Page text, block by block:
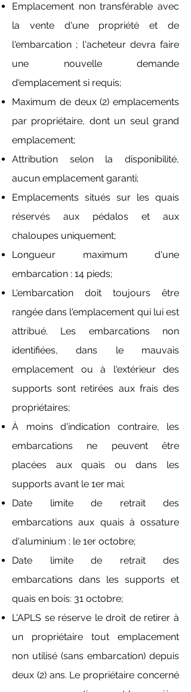
Emplacement non transférable avec
la vente d'une propriété et de
l'embarcation ; l'acheteur devra faire
une nouvelle demande
d'emplacement si requis;
Maximum de deux (2) emplacements
par propriétaire, dont un seul grand
emplacement;
Attribution selon la disponibilité,
aucun emplacement garanti;
Emplacements situés sur les quais
réservés aux pédalos et aux
chaloupes uniquement;
Longueur maximum d'une
embarcation : 14 pieds;
L'embarcation doit toujours être
rangée dans l'emplacement qui lui est
attribué. Les embarcations non
identifiées, dans le mauvais
emplacement ou à l'extérieur des
supports sont retirées aux frais des
propriétaires;
À moins d'indication contraire, les
embarcations ne peuvent être
placées aux quais ou dans les
supports avant le 1er mai;
Date limite de retrait des
embarcations aux quais à ossature
d'aluminium : le 1er octobre;
Date limite de retrait des
embarcations dans les supports et
quais en bois: 31 octobre;
L'APLS se réserve le droit de retirer à
un propriétaire tout emplacement
non utilisé (sans embarcation) depuis
deux (2) ans. Le propriétaire concerné